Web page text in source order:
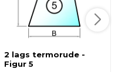
2 lags termorude -
Figur 5